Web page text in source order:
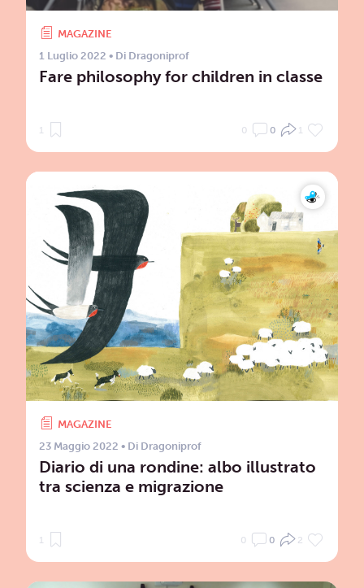
MAGAZINE
1 Luglio 2022 • Di Dragoniprof
Fare philosophy for children in classe
1 0 0 1
MAGAZINE
23 Maggio 2022 • Di Dragoniprof
Diario di una rondine: albo illustrato
tra scienza e migrazione
1 0 0 2